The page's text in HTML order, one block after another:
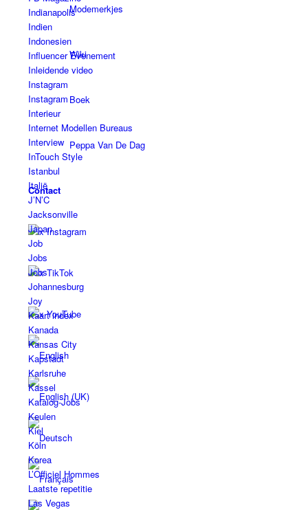
Modemerkjes
Wiki
Boek
Peppa Van De Dag
Contact
x Instagram
x TikTok
x YouTube
Indianapolis
Indien
Indonesien
Influencer Evenement
Inleidende video
Instagram
Instagram
Interieur
Internet Modellen Bureaus
Interview
InTouch Style
Istanbul
Italië
J’N’C
Jacksonville
Japan
Job
Jobs
Jobs
Johannesburg
Joy
Kaart index
Kanada
Kansas City
Kapstadt
Karlsruhe
Kassel
Katalog-Jobs
Keulen
Kiel
Köln
Korea
L’Officiel Hommes
Laatste repetitie
Las Vegas